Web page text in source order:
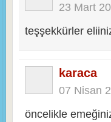
23 Mart
teşşekkürler
karaca
07 Nisan
öncelikle